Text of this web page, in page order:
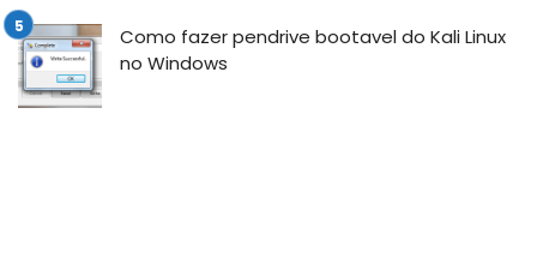
Como fazer pendrive bootavel do Kali Linux
no Windows